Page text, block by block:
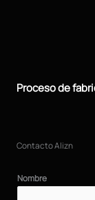
Proceso de
Contacto Alizn
Nombre